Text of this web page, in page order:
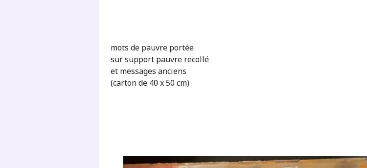
mots de pauvre portée
sur support pauvre recollé
et messages anciens
(carton de 40 x 50 cm)